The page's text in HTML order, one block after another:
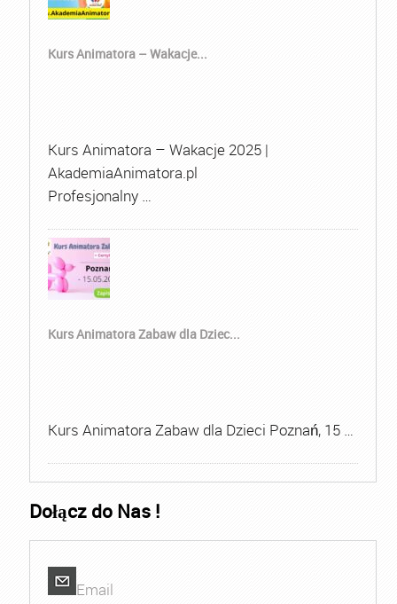
Kurs Animatora – Wakacje...
Kurs Animatora – Wakacje 2025 |
AkademiaAnimatora.pl
Profesjonalny …
Kurs Animatora Zabaw dla Dziec...
Kurs Animatora Zabaw dla Dzieci Poznań, 15 …
Dołącz do Nas !
Email